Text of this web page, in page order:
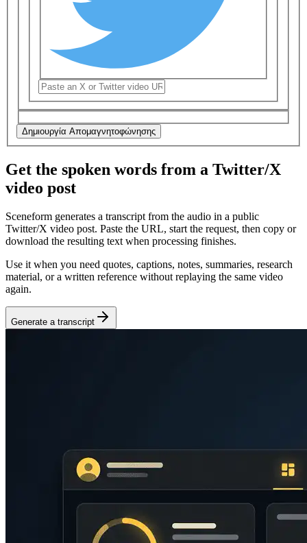
Δημιουργία Απομαγνητοφώνησης
Get the spoken words from a Twitter/X
video post
Sceneform generates a transcript from the audio in a public
Twitter/X video post. Paste the URL, start the request, then copy or
download the resulting text when processing finishes.
Use it when you need quotes, captions, notes, summaries, research
material, or a written reference without replaying the same video
again.
Generate a transcript